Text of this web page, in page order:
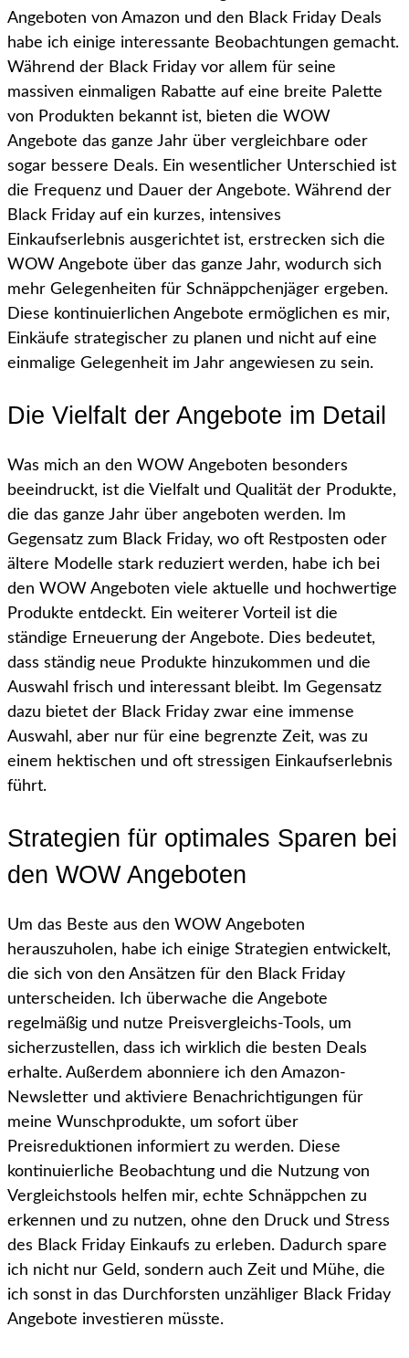
Angeboten von Amazon und den Black Friday Deals
habe ich einige interessante Beobachtungen gemacht.
Während der Black Friday vor allem für seine
massiven einmaligen Rabatte auf eine breite Palette
von Produkten bekannt ist, bieten die WOW
Angebote das ganze Jahr über vergleichbare oder
sogar bessere Deals. Ein wesentlicher Unterschied ist
die Frequenz und Dauer der Angebote. Während der
Black Friday auf ein kurzes, intensives
Einkaufserlebnis ausgerichtet ist, erstrecken sich die
WOW Angebote über das ganze Jahr, wodurch sich
mehr Gelegenheiten für Schnäppchenjäger ergeben.
Diese kontinuierlichen Angebote ermöglichen es mir,
Einkäufe strategischer zu planen und nicht auf eine
einmalige Gelegenheit im Jahr angewiesen zu sein.
Die Vielfalt der Angebote im Detail
Was mich an den WOW Angeboten besonders
beeindruckt, ist die Vielfalt und Qualität der Produkte,
die das ganze Jahr über angeboten werden. Im
Gegensatz zum Black Friday, wo oft Restposten oder
ältere Modelle stark reduziert werden, habe ich bei
den WOW Angeboten viele aktuelle und hochwertige
Produkte entdeckt. Ein weiterer Vorteil ist die
ständige Erneuerung der Angebote. Dies bedeutet,
dass ständig neue Produkte hinzukommen und die
Auswahl frisch und interessant bleibt. Im Gegensatz
dazu bietet der Black Friday zwar eine immense
Auswahl, aber nur für eine begrenzte Zeit, was zu
einem hektischen und oft stressigen Einkaufserlebnis
führt.
Strategien für optimales Sparen bei
den WOW Angeboten
Um das Beste aus den WOW Angeboten
herauszuholen, habe ich einige Strategien entwickelt,
die sich von den Ansätzen für den Black Friday
unterscheiden. Ich überwache die Angebote
regelmäßig und nutze Preisvergleichs-Tools, um
sicherzustellen, dass ich wirklich die besten Deals
erhalte. Außerdem abonniere ich den Amazon-
Newsletter und aktiviere Benachrichtigungen für
meine Wunschprodukte, um sofort über
Preisreduktionen informiert zu werden. Diese
kontinuierliche Beobachtung und die Nutzung von
Vergleichstools helfen mir, echte Schnäppchen zu
erkennen und zu nutzen, ohne den Druck und Stress
des Black Friday Einkaufs zu erleben. Dadurch spare
ich nicht nur Geld, sondern auch Zeit und Mühe, die
ich sonst in das Durchforsten unzähliger Black Friday
Angebote investieren müsste.